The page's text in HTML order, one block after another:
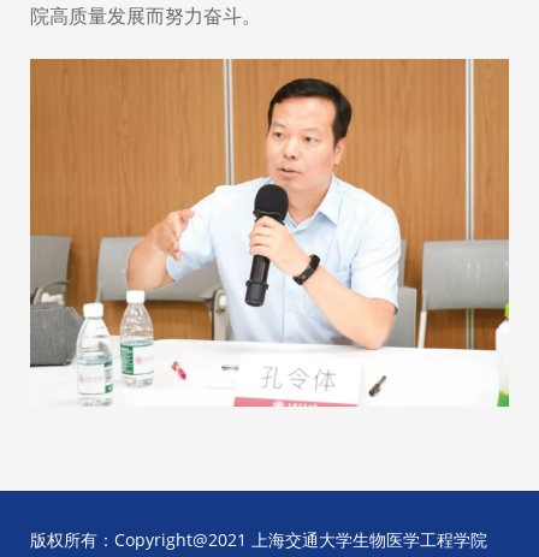
院高质量发展而努力奋斗。
版权所有：Copyright@2021 上海交通大学生物医学工程学院